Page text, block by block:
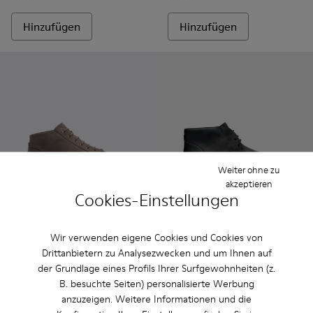
Cookies-Einstellungen
Wir verwenden eigene Cookies und Cookies von
Drittanbietern zu Analysezwecken und um Ihnen auf
der Grundlage eines Profils Ihrer Surfgewohnheiten (z.
B. besuchte Seiten) personalisierte Werbung
anzuzeigen. Weitere Informationen und die
Weiter ohne zu
akzeptieren
Hinzufügen Hinzufügen
Hinzufügen
175 €
Hinzufügen